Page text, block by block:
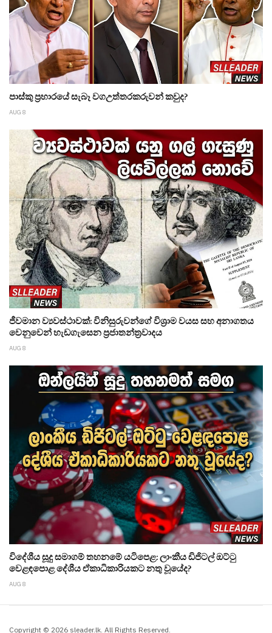
පාස්කු ප්‍රහාරයේ සැබෑ වගඋත්තරකරුවන් කවුද?
AUG 8
ජීවමාන ව්‍යවස්ථාවක්: විනිසුරුවන්ගේ විශ්‍රාම වයස සහ අනාගතය
වෙනුවෙන් හැඩගැසෙන ප්‍රජාතන්ත්‍රවාදය
AUG 8
විදේශීය සූදු සමාගම් තහනමේ යටිපෙළ: ලාංකීය ඩිජිටල් ඔට්ටු
වෙළඳපොළ දේශීය ඒකාධිකාරියකට නතු වූයේද?
AUG 8
Copyright © 2026 sleader.lk. All Rights Reserved.